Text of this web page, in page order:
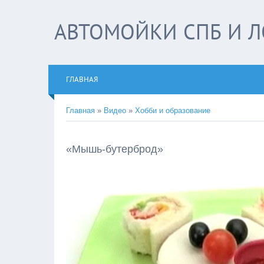
АВТОМОЙКИ СПБ И
ГЛАВНАЯ
Главная » Видео » Хобби и образование
«Мышь-бутерброд»